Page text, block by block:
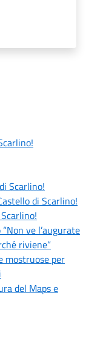
Scarlino!
di Scarlino!
ve l’augurate
riviene”
mostruose per
del Maps e